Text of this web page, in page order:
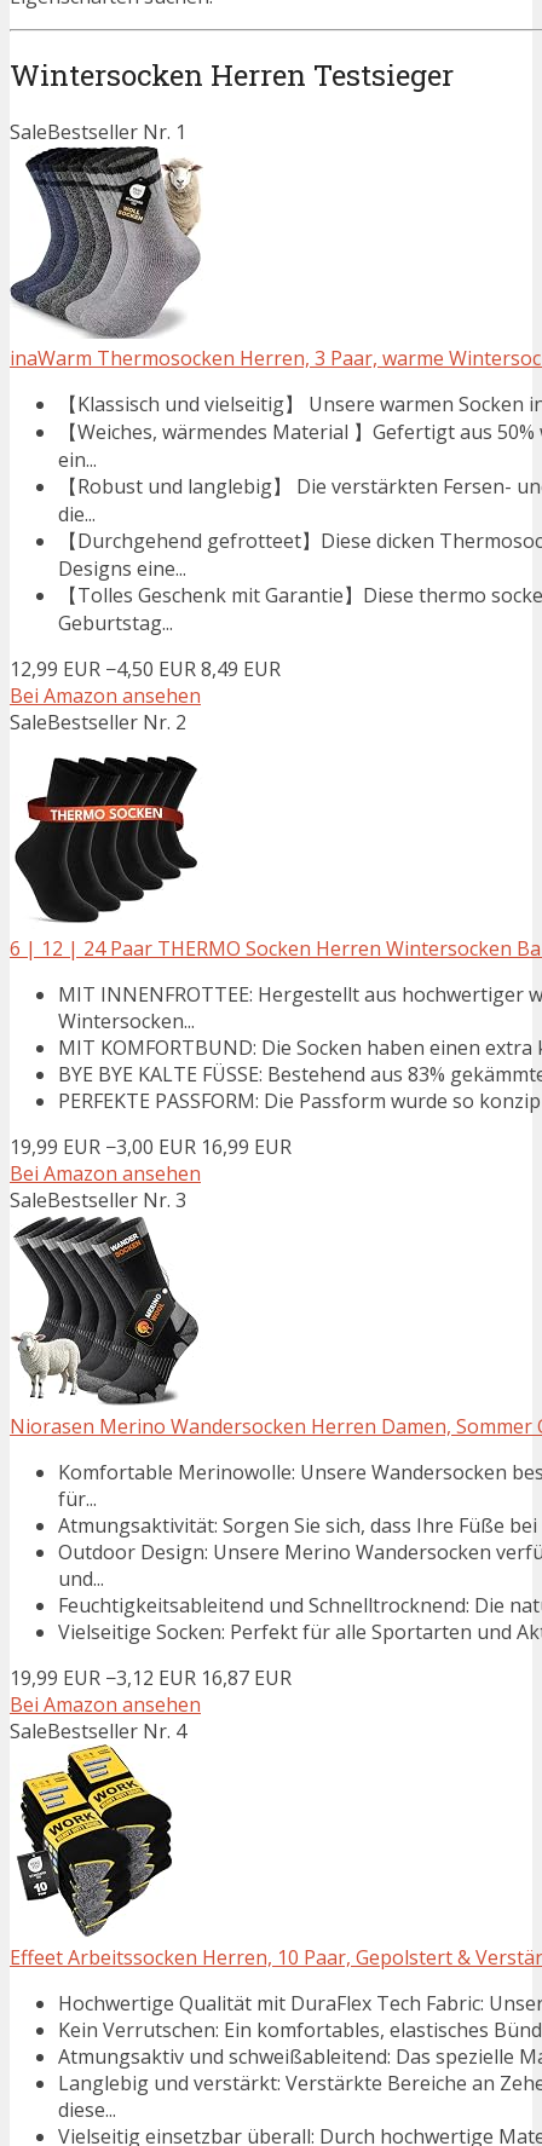
Wintersocken Herren Testsieger
SaleBestseller Nr. 1
inaWarm Thermosocken Herren, 3 Paar, warme
【Klassisch und vielseitig】 Unsere warmen
【Weiches, wärmendes Material 】Gefertigt aus
ein...
【Robust und langlebig】 Die verstärkten Fersen-
die...
【Durchgehend gefrotteet】Diese dicken
Designs eine...
【Tolles Geschenk mit Garantie】Diese thermo
Geburtstag...
12,99 EUR −4,50 EUR8,49 EUR
Bei Amazon ansehen
SaleBestseller Nr. 2
6 | 12 | 24 Paar THERMO Socken Herren Wintersocken
MIT INNENFROTTEE: Hergestellt aus hochwertiger
Wintersocken...
MIT KOMFORTBUND: Die Socken haben einen
BYE BYE KALTE FÜSSE: Bestehend aus 83%
PERFEKTE PASSFORM: Die Passform wurde so
19,99 EUR −3,00 EUR 16,99 EUR
Bei Amazon ansehen
SaleBestseller Nr. 3
Niorasen Merino Wandersocken Herren Damen,
Komfortable Merinowolle: Unsere Wandersocken
für...
Atmungsaktivität: Sorgen Sie sich, dass Ihre Füße
Outdoor Design: Unsere Merino Wandersocken
und...
Feuchtigkeitsableitend und Schnelltrocknend: Die
Vielseitige Socken: Perfekt für alle Sportarten und
19,99 EUR −3,12 EUR 16,87 EUR
Bei Amazon ansehen
SaleBestseller Nr. 4
Effeet Arbeitssocken Herren, 10 Paar, Gepolstert &
Hochwertige Qualität mit DuraFlex Tech Fabric:
Kein Verrutschen: Ein komfortables, elastisches
Atmungsaktiv und schweißableitend: Das spezielle
Langlebig und verstärkt: Verstärkte Bereiche an
diese...
Vielseitig einsetzbar überall: Durch hochwertige